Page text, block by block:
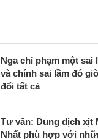
Nga chỉ phạm một sai
và chính sai lầm đó
đổi tất cả
Tư vấn: Dung dịch xịt
Nhất phù hợp với